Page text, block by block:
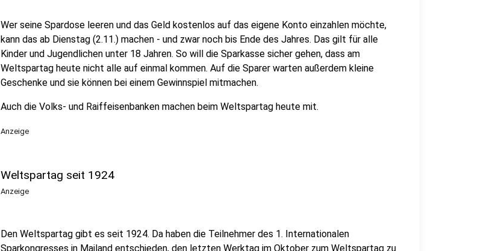
Wer seine Spardose leeren und das Geld kostenlos auf das eigene Konto einzahlen möchte,
kann das ab Dienstag (2.11.) machen - und zwar noch bis Ende des Jahres. Das gilt für alle
Kinder und Jugendlichen unter 18 Jahren. So will die Sparkasse sicher gehen, dass am
Weltspartag heute nicht alle auf einmal kommen. Auf die Sparer warten außerdem kleine
Geschenke und sie können bei einem Gewinnspiel mitmachen.
Auch die Volks- und Raiffeisenbanken machen beim Weltspartag heute mit.
Anzeige
Weltspartag seit 1924
Anzeige
Den Weltspartag gibt es seit 1924. Da haben die Teilnehmer des 1. Internationalen
Sparkongresses in Mailand entschieden, den letzten Werktag im Oktober zum Weltspartag zu